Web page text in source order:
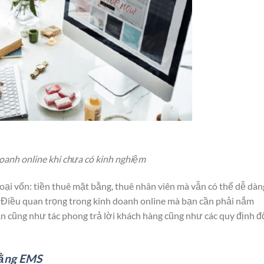
online khi chưa có kinh nghiệm
vốn: tiền thuê mặt bằng, thuê nhân viên mà vẫn có thể dễ
quan trọng trong kinh doanh online mà bạn cần phải nắm
như tác phong trả lời khách hàng cũng như các quy định
EMS